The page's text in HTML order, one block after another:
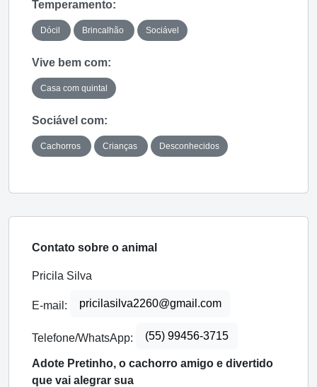
Temperamento:
Dócil Brincalhão Sociável
Vive bem com:
Casa com quintal
Sociável com:
Cachorros Crianças Desconhecidos
Contato sobre o animal
Pricila Silva
E-mail: pricilasilva2260@gmail.com
Telefone/WhatsApp: (55) 99456-3715
Adote Pretinho, o cachorro amigo e divertido
que vai alegrar sua